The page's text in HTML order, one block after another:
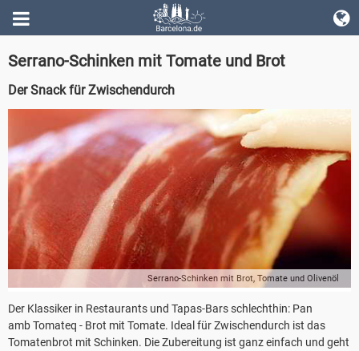
Serrano-Schinken mit Tomate und Brot
Der Snack für Zwischendurch
Serrano-Schinken mit Brot, Tomate und Olivenöl
Der Klassiker in Restaurants und Tapas-Bars schlechthin: Pan
amb Tomateq - Brot mit Tomate. Ideal für Zwischendurch ist das
Tomatenbrot mit Schinken. Die Zubereitung ist ganz einfach und geht